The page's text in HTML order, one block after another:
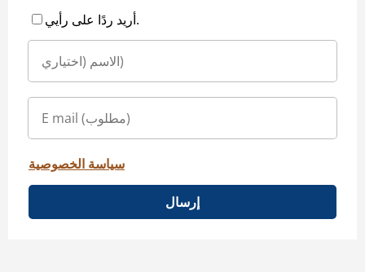
أريد ردًا على رأيي.
سياسة الخصوصية
إرسال